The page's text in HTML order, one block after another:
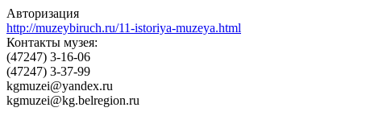
Авторизация
http://muzeybiruch.ru/11-istoriya-muzeya.html
Контакты музея:
(47247) 3-16-06
(47247) 3-37-99
kgmuzei@yandex.ru
kgmuzei@kg.belregion.ru